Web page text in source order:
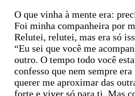
O que vinha à mente era:
Foi minha companheira por
Relutei, relutei, mas era só
“Eu sei que você me
outro. O tempo todo você
confesso que nem sempre
querer me aproximar das
forte e viver só para ti. Mas